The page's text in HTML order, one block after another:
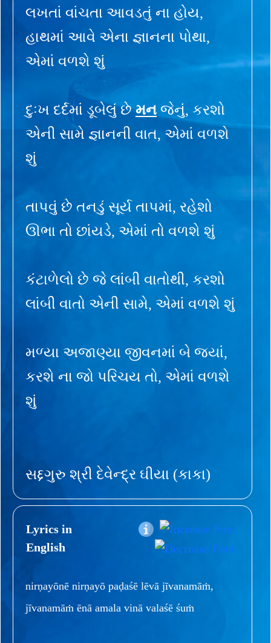
લખતાં વાંચતા આવડતું ના હોય,
હાથમાં આવે એના જ્ઞાનના પોથા,
એમાં વળશે શું
દુઃખ દર્દમાં ડૂબેલું છેમન જેનું, કરશો
એની સામે જ્ઞાનની વાત, એમાં વળશે
શું
તાપવું છે તનડું સૂર્ય તાપમાં, રહેશો
ઊભા તો છાંયડે, એમાં તો વળશે શું
કંટાળેલો છે જે લાંબી વાતોથી, કરશો
લાંબી વાતો એની સામે, એમાં વળશે શું
મળ્યા અજાણ્યા જીવનમાં બે જ્યાં,
કરશે ના જો પરિચય તો, એમાં વળશે
શું
સદ્દગુરુ શ્રી દેવેન્દ્ર ઘીયા (કાકા)
Lyrics in
English
nirṇayōnē nirṇayō paḍaśē lēvā jīvanamāṁ,
jīvanamāṁ ēnā amala vinā valaśē śuṁ